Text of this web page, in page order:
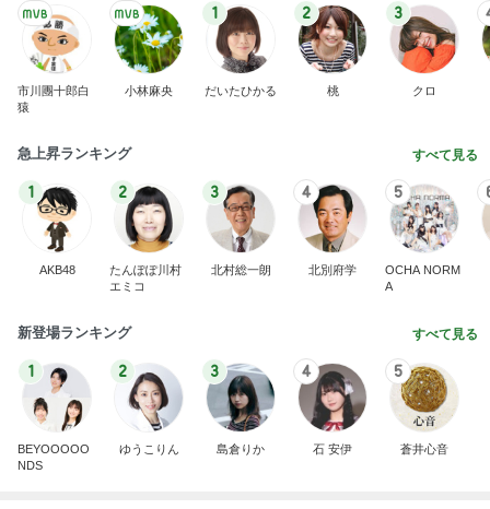
市川團十郎白
猿
小林麻央
1
だいたひかる
2
桃
3
クロ
急上昇ランキング すべて見る
1
AKB48
2
たんぽぽ川村
エミコ
3
北村総一朗
4
北別府学
5
OCHA NORM
A
新登場ランキング すべて見る
1
BEYOOOOO
NDS
2
ゆうこりん
3
島倉りか
4
石 安伊
5
蒼井心音